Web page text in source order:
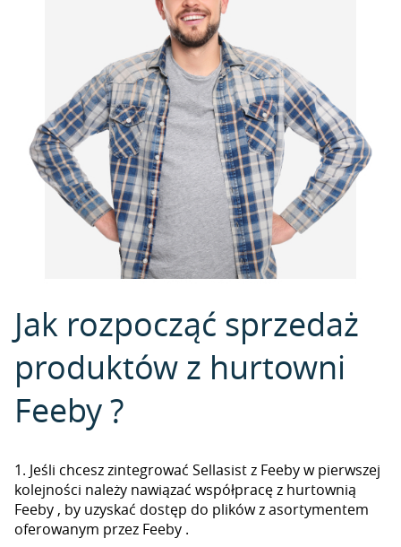
Jak rozpocząć sprzedaż
produktów z hurtowni
Feeby ?
1. Jeśli chcesz zintegrować Sellasist z Feeby w pierwszej
kolejności należy nawiązać współpracę z hurtownią
Feeby , by uzyskać dostęp do plików z asortymentem
oferowanym przez Feeby .